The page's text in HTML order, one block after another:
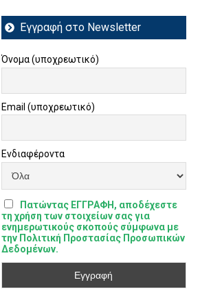
Εγγραφή στο Newsletter
Όνομα (υποχρεωτικό)
Email (υποχρεωτικό)
Ενδιαφέροντα
Πατώντας ΕΓΓΡΑΦΗ, αποδέχεστε
τη χρήση των στοιχείων σας για
ενημερωτικούς σκοπούς σύμφωνα με
την Πολιτική Προστασίας Προσωπικών
Δεδομένων.